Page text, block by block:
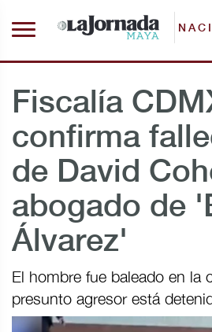
Fiscalía
confirma
de David
abogado de
Álvarez'
El hombre fue baleado en la
presunto agresor está